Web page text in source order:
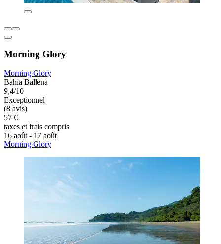
Morning Glory
Morning Glory
Bahía Ballena
9,4/10
Exceptionnel
(8 avis)
57 €
taxes et frais compris
16 août - 17 août
Morning Glory